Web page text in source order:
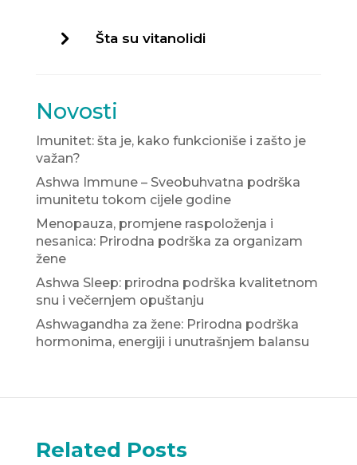
Šta su vitanolidi
Novosti
Imunitet: šta je, kako funkcioniše i zašto je
važan?
Ashwa Immune – Sveobuhvatna podrška
imunitetu tokom cijele godine
Menopauza, promjene raspoloženja i
nesanica: Prirodna podrška za organizam
žene
Ashwa Sleep: prirodna podrška kvalitetnom
snu i večernjem opuštanju
Ashwagandha za žene: Prirodna podrška
hormonima, energiji i unutrašnjem balansu
Related Posts